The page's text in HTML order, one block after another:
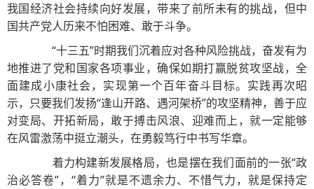
我国经济社会持续向好发展，带来了前所未有的挑战，但中
国共产党人历来不怕困难、敢于斗争。
“十三五”时期我们沉着应对各种风险挑战，奋发有为
地推进了党和国家各项事业，确保如期打赢脱贫攻坚战，全
面建成小康社会，实现第一个百年奋斗目标。实践再次昭
示，只要我们发扬“逢山开路、遇河架桥”的攻坚精神，善于应
对变局、开拓新局，敢于搏击风浪、迎难而上，就一定能够
在风雷激荡中挺立潮头，在勇毅笃行中书写华章。
着力构建新发展格局，也是摆在我们面前的一张“政
治必答卷”，“着力”就是不遗余力、不惜气力，就是保持定